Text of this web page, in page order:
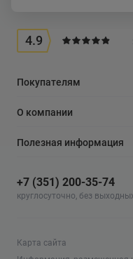
4.9
Покупателям
О компании
Полезная информация
+7 (351) 200-35-74
круглосуточно, без
Карта сайта